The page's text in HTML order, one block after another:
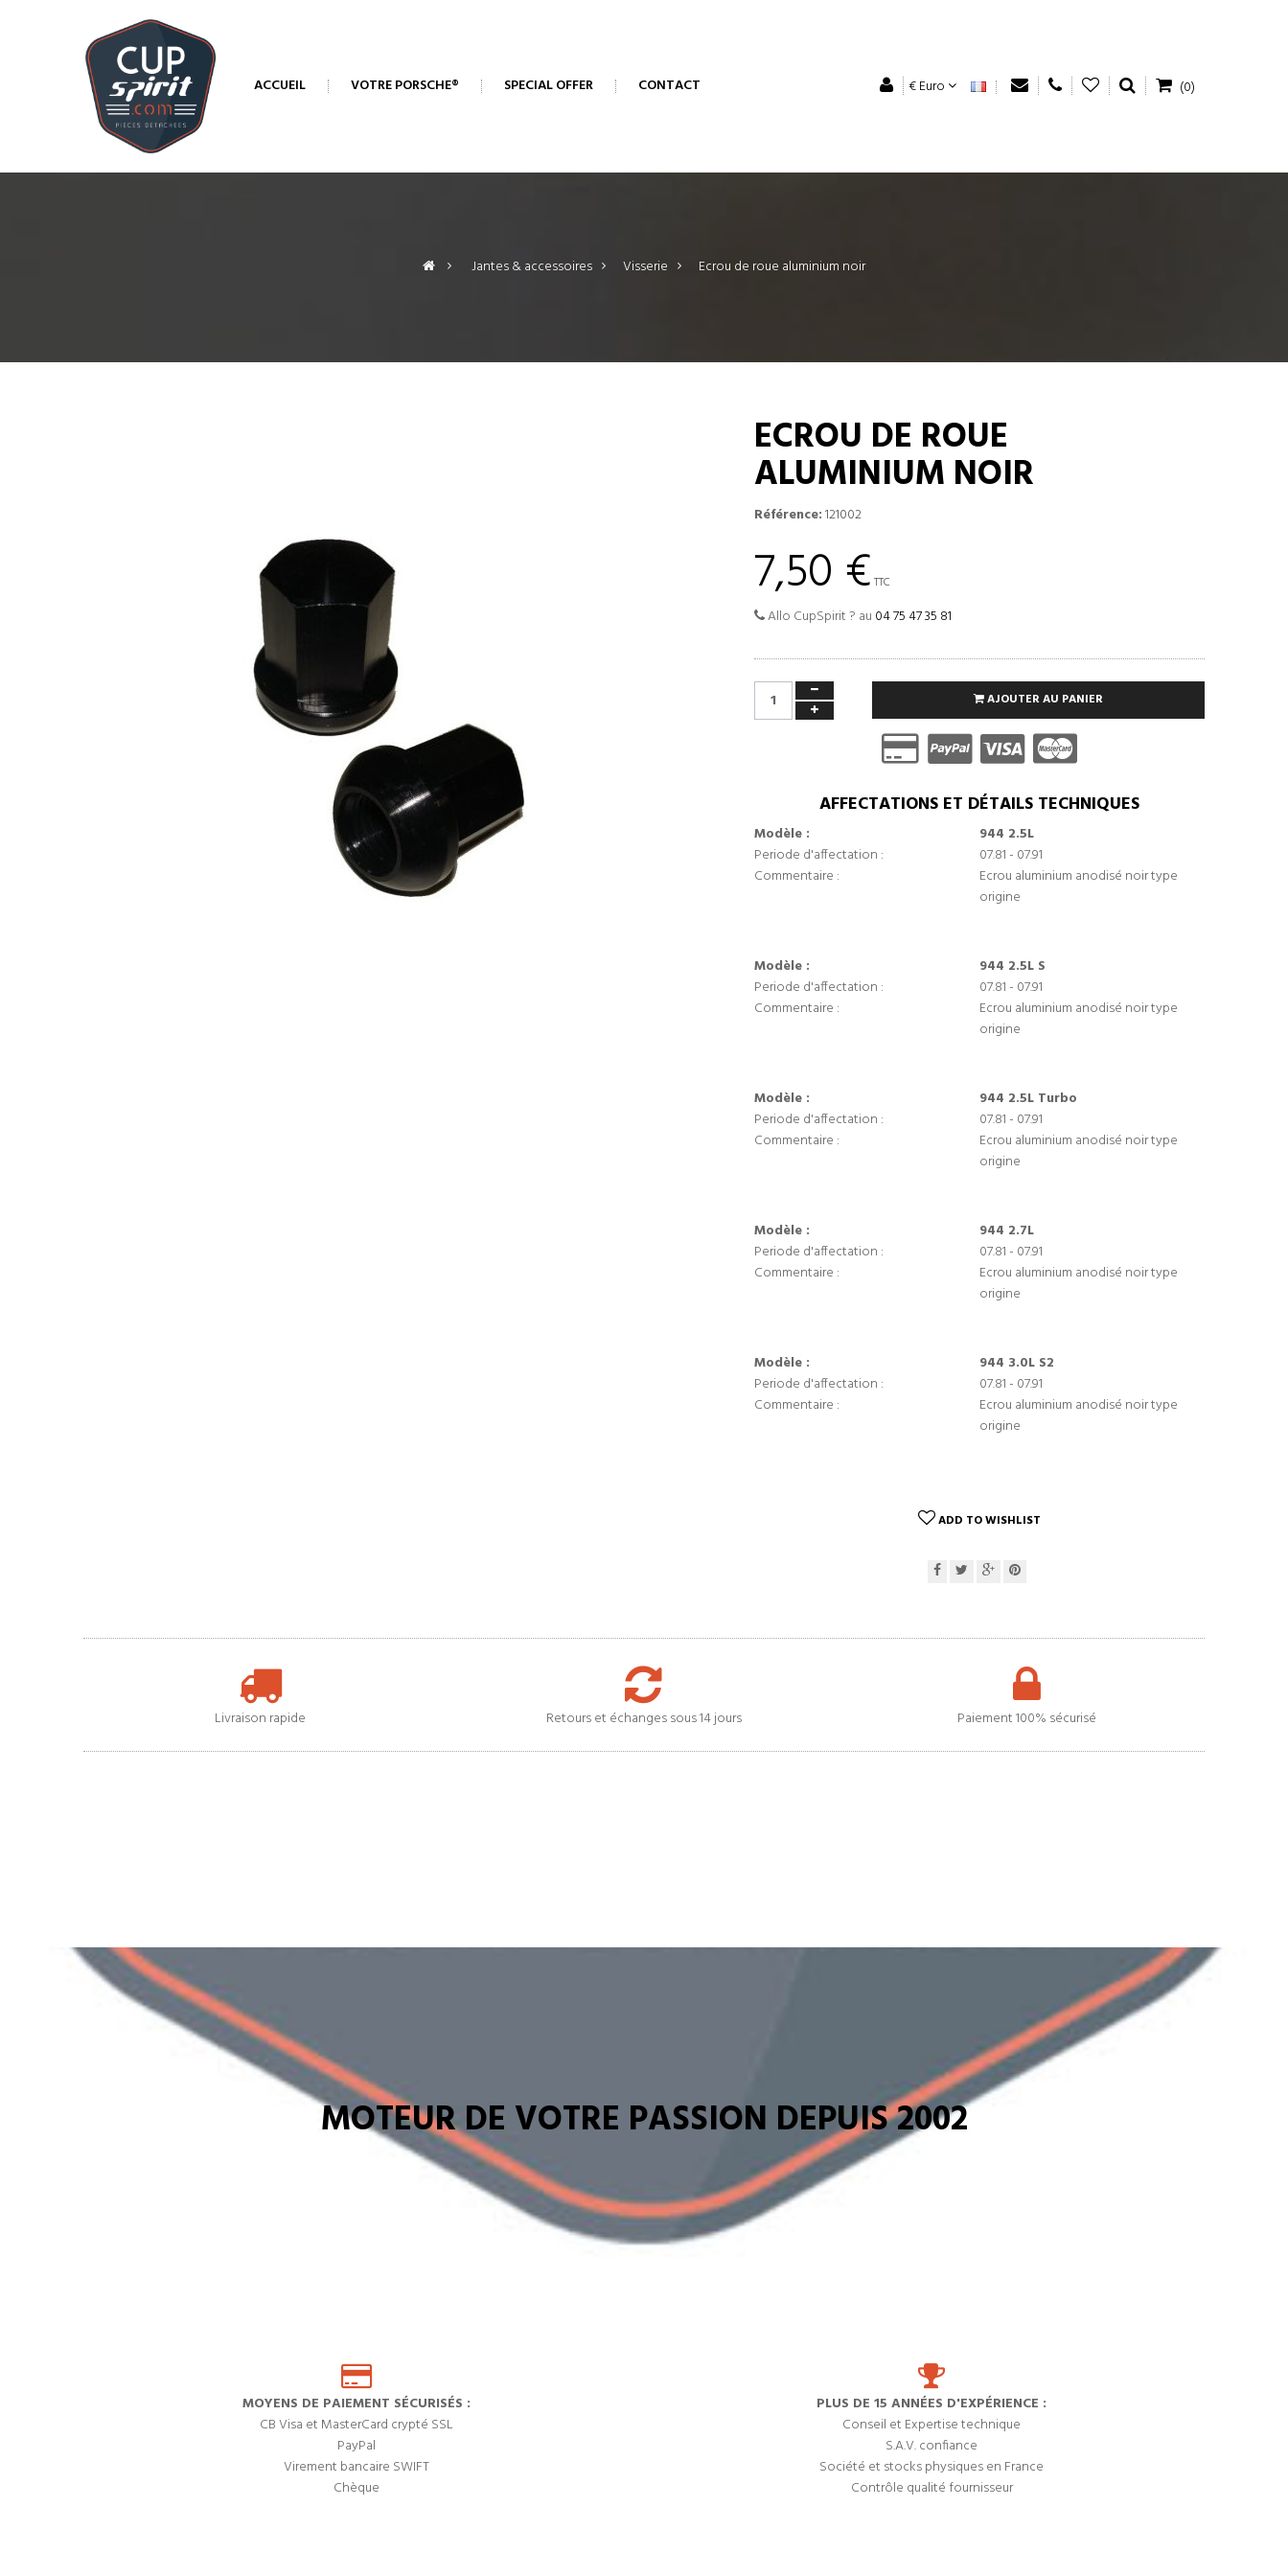
ACCUEIL VOTRE PORSCHE® SPECIAL OFFER CONTACT € Euro (0)
> Jantes & accessoires > Visserie > Ecrou de roue aluminium noir
ECROU DE ROUE
ALUMINIUM NOIR
Référence:121002
7,50 € TTC
Allo CupSpirit ? au 04 75 47 35 81
AJOUTER AU PANIER
AFFECTATIONS ET DÉTAILS TECHNIQUES
Modèle :
944 2.5L
Periode d'affectation :
07.81 - 07.91
Commentaire :
Ecrou aluminium anodisé noir type
origine
Modèle :
944 2.5L S
Periode d'affectation :
07.81 - 07.91
Commentaire :
Ecrou aluminium anodisé noir type
origine
Modèle :
944 2.5L Turbo
Periode d'affectation :
07.81 - 07.91
Commentaire :
Ecrou aluminium anodisé noir type
origine
Modèle :
944 2.7L
Periode d'affectation :
07.81 - 07.91
Commentaire :
Ecrou aluminium anodisé noir type
origine
Modèle :
944 3.0L S2
Periode d'affectation :
07.81 - 07.91
Commentaire :
Ecrou aluminium anodisé noir type
origine
ADD TO WISHLIST
Livraison rapide Retours et échanges sous 14 jours Paiement 100% sécurisé
MOTEUR DE VOTRE PASSION DEPUIS 2002
MOYENS DE PAIEMENT SÉCURISÉS :
CB Visa et MasterCard crypté SSL
PayPal
Virement bancaire SWIFT
Chèque
PLUS DE 15 ANNÉES D'EXPÉRIENCE :
Conseil et Expertise technique
S.A.V. confiance
Société et stocks physiques en France
Contrôle qualité fournisseur